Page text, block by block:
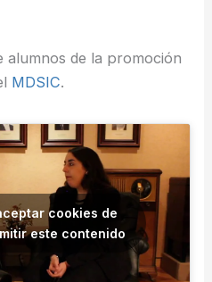
alumnos de la promoción
MDSIC.
cookies de
este contenido